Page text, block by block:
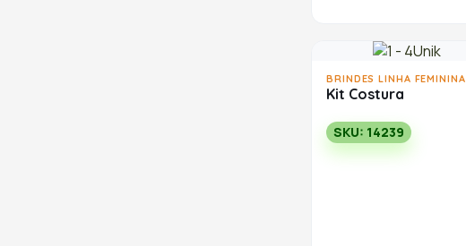
BRINDES LINHA FEMININA
Kit Costura
SKU: 14239